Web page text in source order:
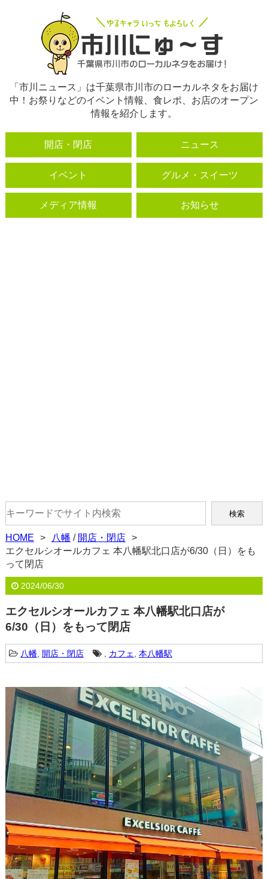
「市川ニュース」は千葉県市川市のローカルネタをお届け
中！お祭りなどのイベント情報、食レポ、お店のオープン
情報を紹介します。
開店・閉店 ニュース
イベント グルメ・スイーツ
メディア情報 お知らせ
HOME 八幡 / 開店・閉店
エクセルシオールカフェ 本八幡駅北口店が6/30（日）をも
って閉店
2024/06/30
エクセルシオールカフェ 本八幡駅北口店が
6/30（日）をもって閉店
八幡, 開店・閉店 , カフェ 本八幡駅